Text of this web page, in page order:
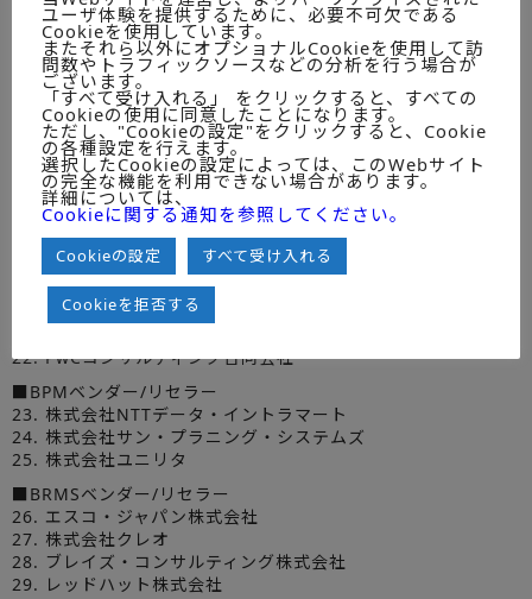
10. ユーザックシステム株式会社
11. 丸紅情報システムズ株式会社
12. 株式会社富士通コンピュータテクノロジーズ
■SIer
13. 株式会社NTTデータ・スマートソーシング
14. キューアンドエーワークス株式会社
15. シーティーシー・エスピー株式会社
16. 日商エレクトロニクス株式会社
17. 株式会社ビッグツリーテクノロジー＆コンサルティング
■コンサルティング会社
18. アクセンチュア株式会社
19. アビームコンサルティング株式会社
20. KPMGコンサルティング株式会社
22. PwCコンサルティング合同会社
■BPMベンダー/リセラー
23. 株式会社NTTデータ・イントラマート
24. 株式会社サン・プラニング・システムズ
25. 株式会社ユニリタ
■BRMSベンダー/リセラー
26. エスコ・ジャパン株式会社
27. 株式会社クレオ
28. ブレイズ・コンサルティング株式会社
29. レッドハット株式会社
ユーザ体験を提供するために、必要不可欠である
Cookieを使用しています。
またそれら以外にオプショナルCookieを使用して訪
問数やトラフィックソースなどの分析を行う場合が
ございます。
「すべて受け入れる」 をクリックすると、すべての
Cookieの使用に同意したことになります。
ただし、"Cookieの設定"をクリックすると、Cookie
の各種設定を行えます。
選択したCookieの設定によっては、このWebサイト
の完全な機能を利用できない場合があります。
詳細については、
Cookieに関する通知を参照してください。
Cookieの設定 すべて受け入れる
Cookieを拒否する